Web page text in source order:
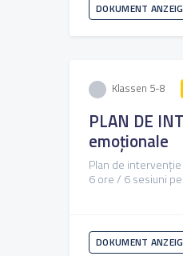
DOKUMENT
Klassen 5-8
PLAN DE
emoționale
Plan de
6 ore / 6 sesiuni
DOKUMENT